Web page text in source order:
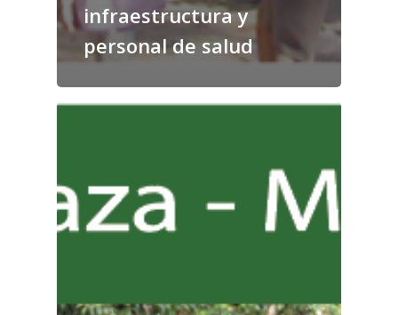
infraestructura y
personal de salud